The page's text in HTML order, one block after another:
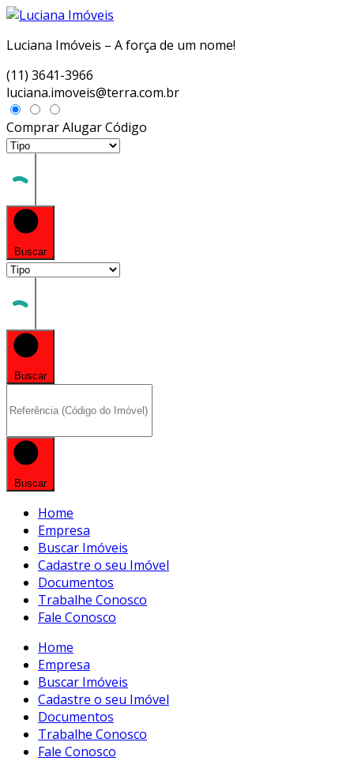
Luciana Imóveis – A força de um nome!
(11) 3641-3966
luciana.imoveis@terra.com.br
ComprarAlugarCódigo
Buscar
Buscar
Buscar
Home
Empresa
Buscar Imóveis
Cadastre o seu Imóvel
Documentos
Trabalhe Conosco
Fale Conosco
Home
Empresa
Buscar Imóveis
Cadastre o seu Imóvel
Documentos
Trabalhe Conosco
Fale Conosco